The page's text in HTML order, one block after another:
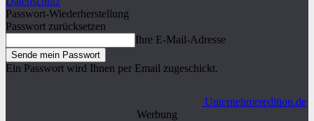
Passwort-Wiederherstellung
Passwort zurücksetzen
Ihre E-Mail-Adresse
Ein Passwort wird Ihnen per Email zugeschickt.
Unternehmeredition.de
Werbung